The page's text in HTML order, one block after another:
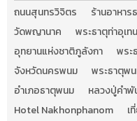
ถนนสุนทรวิจิตร ร้านอาหา
วัดพญานาค
พระธาตุท่าอุเทน
อุทยานแห่งชาติภูลังกา
พระ
จังหวัดนครพนม
พระธาตุพ
อำเภอธาตุพนม
หลวงปู่คำ
Hotel Nakhonphanom
เ